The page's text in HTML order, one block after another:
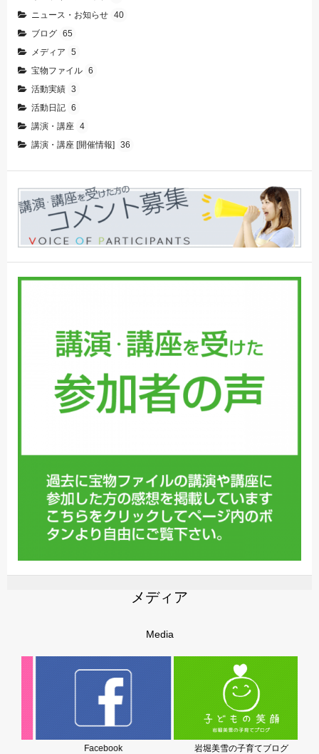
ニュース・お知らせ 40
ブログ 65
メディア
5
宝物ファイル 6
活動実績 3
活動日記 6
講演・講座 4
講演・講座 [開催情報] 36
メディア
Media
Facebook 岩堀美雪の子育てブログ